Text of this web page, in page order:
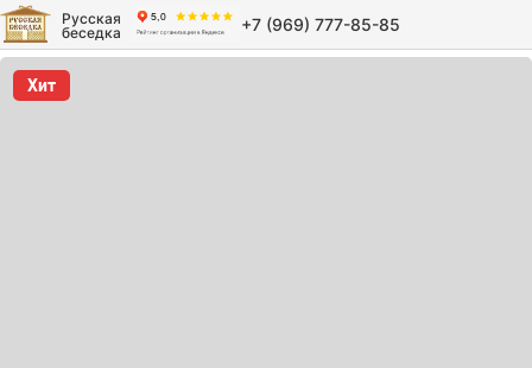
Русская
беседка
+7 (969) 777-85-85
Хит